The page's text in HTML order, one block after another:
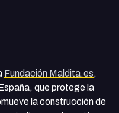
Fundación Maldita.es,
que protege la
la construcción de